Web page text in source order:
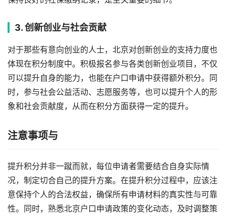
3. 创新创业与社会贡献
对于那些有意向创业的人士，北京对创新创业的支持力度也
体现在积分制度中。积极报名参与各类创新创业项目，不仅
可以提升自身的能力，也能在户口申请中获得额外积分。同
时，参与社会公益活动、志愿服务等，也可以提升个人的形
象和社会贡献度，从而在积分方面获得一定的提升。
注意事项与
提升积分并非一蹴而就，每位申请者需要结合自身实际情
况，制定切合自己的提升方案。在提升积分过程中，应该注
意保持个人的合法权益，确保所有申请材料的真实性与可靠
性。同时，熟悉北京户口申请政策的变化动态，及时调整策